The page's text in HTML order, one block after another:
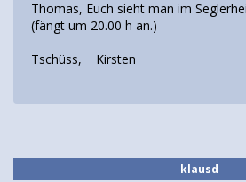
Thomas, Euch sieht man im
(fängt um 20.00 h an.)
Tschüss, Kirsten
klausd